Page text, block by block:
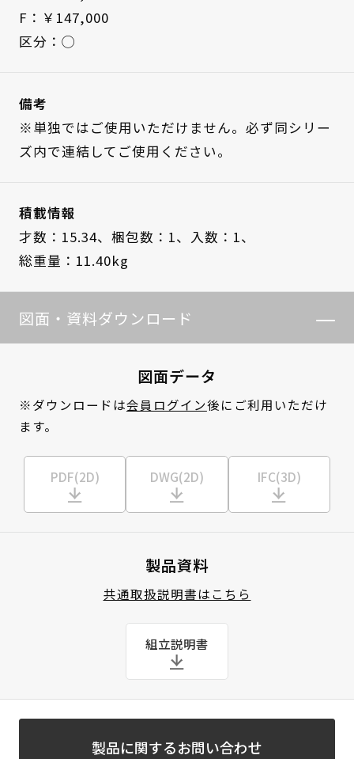
F：￥147,000
区分：◯
備考
※単独ではご使用いただけません。必ず同シリー
ズ内で連結してご使用ください。
積載情報
才数：15.34、 梱包数：1、 入数：1、
総重量：11.40kg
図面・資料ダウンロード
図面データ
※ダウンロードは会員ログイン後にご利用いただけ
ます。
PDF(2D) DWG(2D) IFC(3D)
製品資料
共通取扱説明書はこちら
組立説明書
製品に関するお問い合わせ